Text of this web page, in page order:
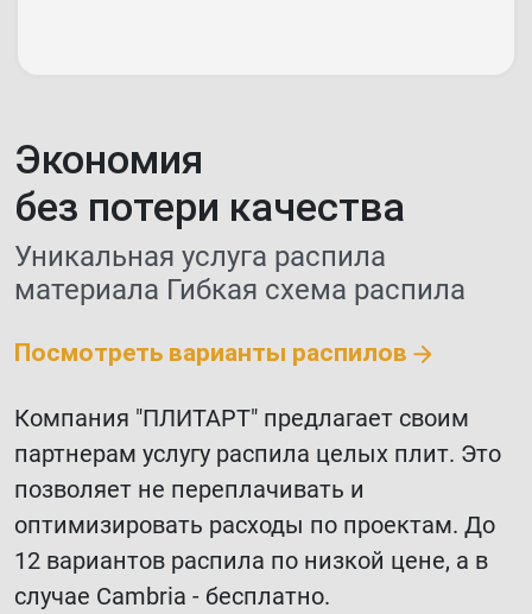
Экономия
без потери качества
Уникальная услуга распила
материала Гибкая схема распила
Посмотреть варианты распилов
Компания "ПЛИТАРТ" предлагает своим
партнерам услугу распила целых плит. Это
позволяет не переплачивать и
оптимизировать расходы по проектам. До
12 вариантов распила по низкой цене, а в
случае Cambria - бесплатно.